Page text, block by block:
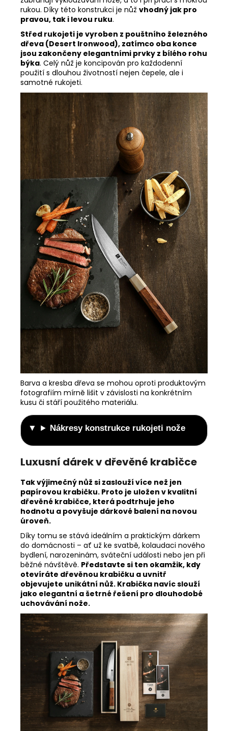
rukou. Díky této konstrukci je nůž vhodný jak pro
pravou, tak i levou ruku.
Střed rukojeti je vyroben z pouštního železného
dřeva (Desert Ironwood), zatímco oba konce
jsou zakončeny elegantními prvky z bílého rohu
býka. Celý nůž je koncipován pro každodenní
použití s dlouhou životností nejen čepele, ale i
samotné rukojeti.
Barva a kresba dřeva se mohou oproti produktovým
fotografiím mírně lišit v závislosti na konkrétním
kusu či stáří použitého materiálu.
Nákresy konstrukce rukojeti nože
Luxusní dárek v dřevěné krabičce
Tak výjimečný nůž si zaslouží více než jen
papírovou krabičku. Proto je uložen v kvalitní
dřevěné krabičce, která podtrhuje jeho
hodnotu a povyšuje dárkové balení na novou
úroveň.
Díky tomu se stává ideálním a praktickým dárkem
do domácnosti – ať už ke svatbě, kolaudaci nového
bydlení, narozeninám, sváteční události nebo jen při
běžné návštěvě. Představte si ten okamžik, kdy
otevíráte dřevěnou krabičku a uvnitř
objevujete unikátní nůž. Krabička navíc slouží
jako elegantní a šetrné řešení pro dlouhodobé
uchovávání nože.